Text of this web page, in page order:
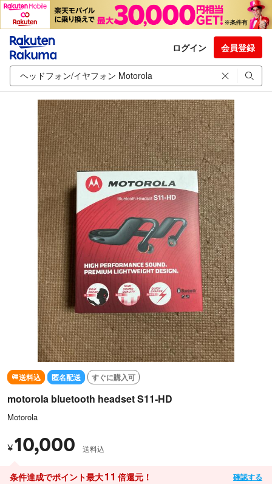
ログイン 会員登録
送料込 匿名配送 すぐに購入可
motorola bluetooth headset S11-HD
Motorola
¥10,000 送料込
条件達成でポイント最大11 倍還元！ 確認する